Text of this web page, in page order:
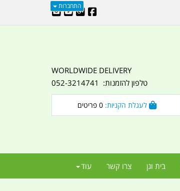
התחברות
WORLDWIDE DELIVERY
טלפון להזמנות: 052-3214741
0
בית וגן צרו קשר עוד